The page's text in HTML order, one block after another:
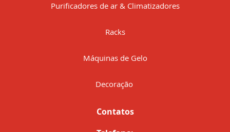
Purificadores de ar & Climatizadores
Racks
Máquinas de Gelo
Decoração
Contatos